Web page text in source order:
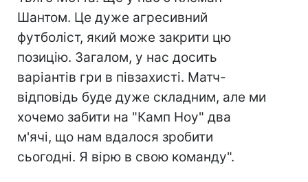
Шантом. Це дуже агресивний
футболіст, який може закрити цю
позицію. Загалом, у нас досить
варіантів гри в півзахисті. Матч-
відповідь буде дуже складним, але ми
хочемо забити на "Камп Ноу" два
м'ячі, що нам вдалося зробити
сьогодні. Я вірю в свою команду".